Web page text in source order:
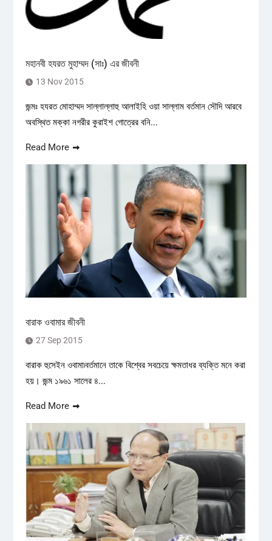
মহানবী হযরত মুহাম্মদ (সাঃ) এর জীবনী
13 Nov 2015
জন্মঃ হযরত মোহাম্মদ সাল্লাল্লাহু আলাইহি ওয়া সাল্লাম বর্তমান সৌদি আরবে
অবস্থিত মক্কা নগরীর কুরাইশ গোত্রের বনি...
Read More
বারাক ওবামার জীবনী
27 Sep 2015
বারাক হুসেইন ওবামা৷বর্তমানে তাকে বিশ্বের সবচেয়ে ক্ষমতাধর ব্যক্তি মনে করা
হয়। জন্ম ১৯৬১ সালের ৪...
Read More